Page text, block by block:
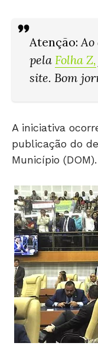
Atenção:
pela Folha Z,
site. Bom
A iniciativa
publicação do
Município (DOM).